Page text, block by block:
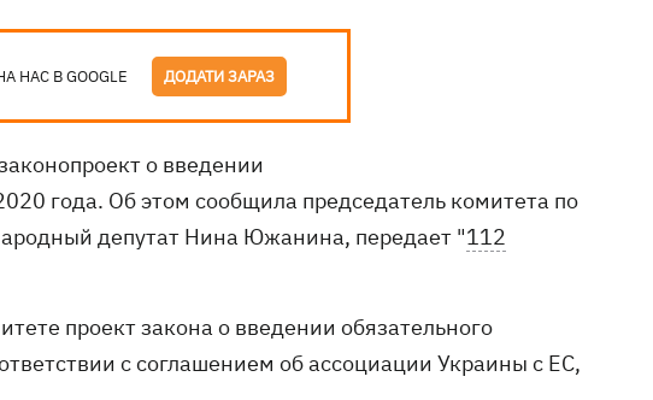
НАС В GOOGLE ДОДАТИ ЗАРАЗ
о введении
года. Об этом сообщила председатель комитета по
депутат Нина Южанина, передает "112
проект закона о введении обязательного
с соглашением об ассоциации Украины с ЕС,